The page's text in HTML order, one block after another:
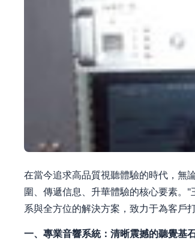
在當今追求高品質視聽體驗的時代，無
圍、傳遞信息、升華體驗的核心要素。
系與全方位的解決方案，致力于為客戶
一、專業音響系統：清晰震撼的聽覺基